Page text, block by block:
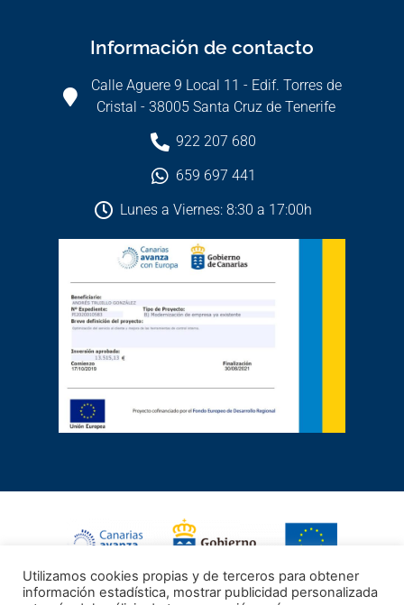
Información de contacto
Calle Aguere 9 Local 11 - Edif. Torres de
Cristal - 38005 Santa Cruz de Tenerife
922 207 680
659 697 441
Lunes a Viernes: 8:30 a 17:00h
FONDO EUROPEO DE DESARROLLO REGIONAL
Utilizamos cookies propias y de terceros para obtener
información estadística, mostrar publicidad personalizada